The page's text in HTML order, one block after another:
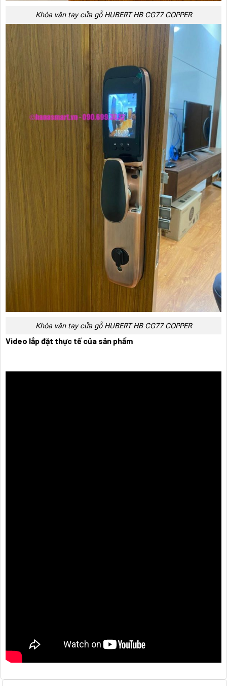
Khóa vân tay cửa gỗ HUBERT HB CG77 COPPER
Khóa vân tay cửa gỗ HUBERT HB CG77 COPPER
Video lắp đặt thực tế của sản phẩm